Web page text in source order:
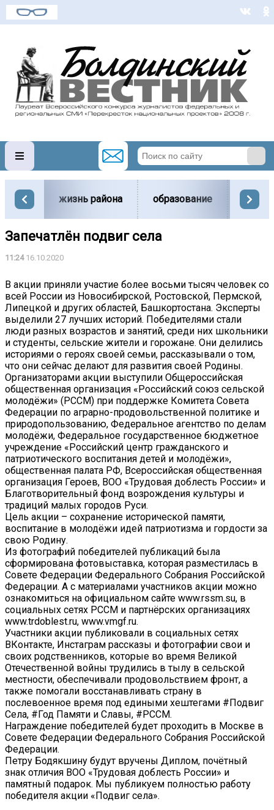
жизнь района образование
Запечатлён подвиг села
11:2416.10.2020
В акции приняли участие более восьми тысяч человек со
всей России из Новосибирской, Ростовской, Пермской,
Липецкой и других областей, Башкортостана. Эксперты
выделили 27 лучших историй. Победителями стали
люди разных возрастов и занятий, среди них школьники
и студенты, сельские жители и горожане. Они делились
историями о героях своей семьи, рассказывали о том,
что они сейчас делают для развития своей Родины.
Организаторами акции выступили Общероссийская
общественная организация «Российский союз сельской
молодёжи» (РССМ) при поддержке Комитета Совета
Федерации по аграрно-продовольственной политике и
природопользованию, Федеральное агентство по делам
молодёжи, Федеральное государственное бюджетное
учреждение «Российский центр гражданского и
патриотического воспитания детей и молодёжи»,
общественная палата РФ, Всероссийская общественная
организация Героев, ВОО «Трудовая доблесть России» и
Благотворительный фонд возрождения культуры и
традиций малых городов Руси.
Цель акции – сохранение исторической памяти,
воспитание в молодёжи идей патриотизма и гордости за
свою Родину.
Из фотографий победителей публикаций была
сформирована фотовыставка, которая разместилась в
Совете Федерации Федерального Собрания Российской
Федерации. А с материалами участников акции можно
ознакомиться на официальном сайте www.rssm.su, в
социальных сетях РССМ и партнёрских организациях
www.trdoblest.ru, www.vmgf.ru.
Участники акции публиковали в социальных сетях
ВКонтакте, Инстаграм рассказы и фотографии свои и
своих родственников, которые во время Великой
Отечественной войны трудились в тылу в сельской
местности, обеспечивали продовольствием фронт, а
также помогали восстанавливать страну в
послевоенное время под едиными хештегами #Подвиг
Села, #Год Памяти и Славы, #РССМ.
Награждение победителей будет проходить в Москве в
Совете Федерации Федерального Собрания Российской
Федерации.
Петру Бодякшину будут вручены Диплом, почётный
знак отличия ВОО «Трудовая доблесть России» и
памятный подарок. Мы публикуем полностью работу
победителя акции «Подвиг села».